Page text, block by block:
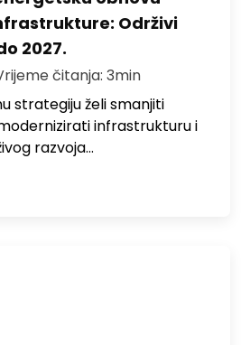
Održivi
2027.
čitanja: 3min
strategiju želi smanjiti
infrastrukturu i
razvoja…